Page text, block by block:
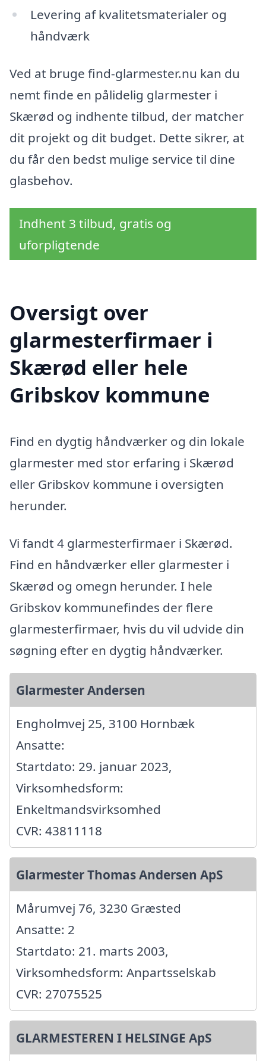
Levering af kvalitetsmaterialer og
håndværk
Ved at bruge find-glarmester.nu kan du
nemt finde en pålidelig glarmester i
Skærød og indhente tilbud, der matcher
dit projekt og dit budget. Dette sikrer, at
du får den bedst mulige service til dine
glasbehov.
Indhent 3 tilbud, gratis og
uforpligtende
Oversigt over
glarmesterfirmaer i
Skærød eller hele
Gribskov kommune
Find en dygtig håndværker og din lokale
glarmester med stor erfaring i Skærød
eller Gribskov kommune i oversigten
herunder.
Vi fandt 4 glarmesterfirmaer i Skærød.
Find en håndværker eller glarmester i
Skærød og omegn herunder. I hele
Gribskov kommunefindes der flere
glarmesterfirmaer, hvis du vil udvide din
søgning efter en dygtig håndværker.
Glarmester Andersen
Engholmvej 25, 3100 Hornbæk
Ansatte:
Startdato: 29. januar 2023,
Virksomhedsform:
Enkeltmandsvirksomhed
CVR: 43811118
Glarmester Thomas Andersen ApS
Mårumvej 76, 3230 Græsted
Ansatte: 2
Startdato: 21. marts 2003,
Virksomhedsform: Anpartsselskab
CVR: 27075525
GLARMESTEREN I HELSINGE ApS